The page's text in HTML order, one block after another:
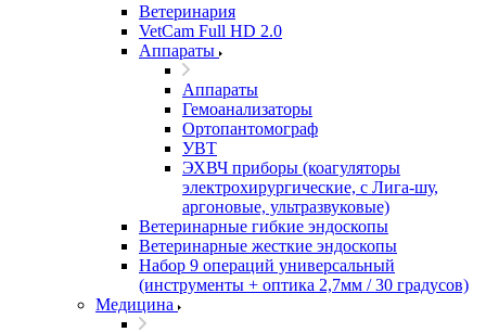
Ветеринария
VetCam Full HD 2.0
Аппараты
Аппараты
Гемоанализаторы
Ортопантомограф
УВТ
ЭХВЧ приборы (коагуляторы
электрохирургические, с Лига-шу,
аргоновые, ультразвуковые)
Ветеринарные гибкие эндоскопы
Ветеринарные жесткие эндоскопы
Набор 9 операций универсальный
(инструменты + оптика 2,7мм / 30 градусов)
Медицина